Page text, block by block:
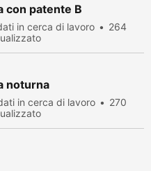
con patente B
in cerca di lavoro
264
noturna
in cerca di lavoro
270